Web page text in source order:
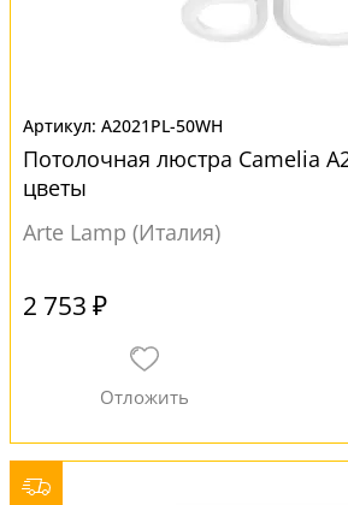
A2021PL-50WH
Потолочная люстра Camelia
цветы
Arte Lamp (Италия)
2 753 ₽